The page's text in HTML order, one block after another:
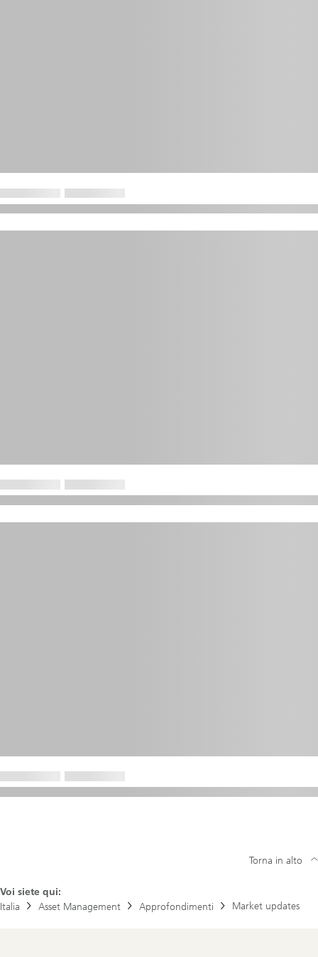
Voi siete qui:
Italia
Asset Management Approfondimenti Market updates
Torna in alto